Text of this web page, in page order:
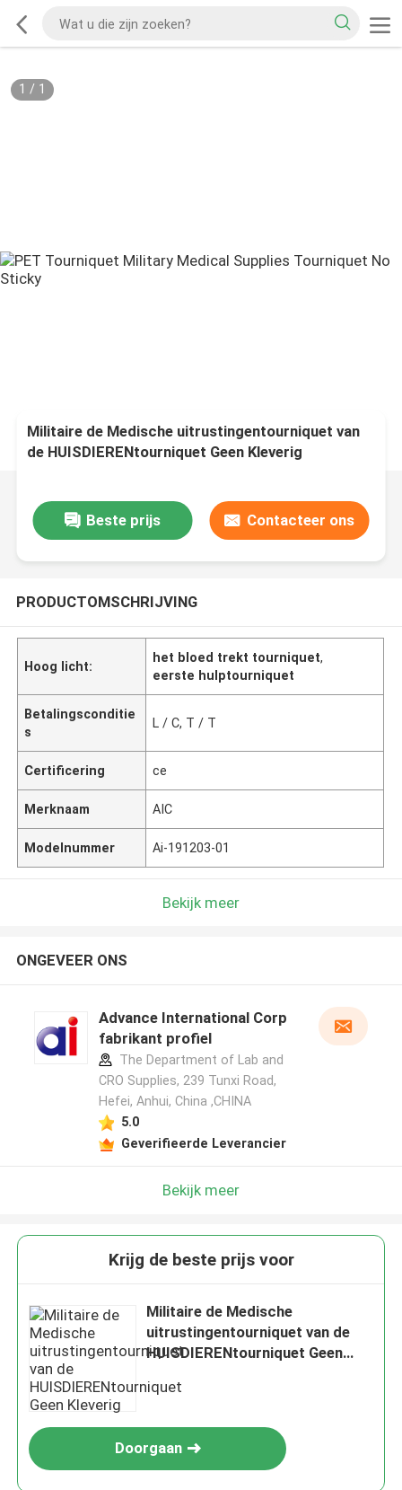
Laat een bericht achter
1 / 1
Militaire de Medische uitrustingentourniquet van
de HUISDIERENtourniquet Geen Kleverig
Beste prijs Contacteer ons
PRODUCTOMSCHRIJVING
Hoog licht:
het bloed trekt tourniquet,
eerste hulptourniquet
Betalingsconditie
s
L / C, T / T
Certificering ce
Merknaam AIC
Modelnummer Ai-191203-01
Bekijk meer
ONGEVEER ONS
Advance International Corp
fabrikant profiel
The Department of Lab and
CRO Supplies, 239 Tunxi Road,
Hefei, Anhui, China ,CHINA
5.0
Geverifieerde Leverancier
Bekijk meer
Krijg de beste prijs voor
Militaire de Medische
uitrustingentourniquet van de
HUISDIERENtourniquet Geen
Doorgaan